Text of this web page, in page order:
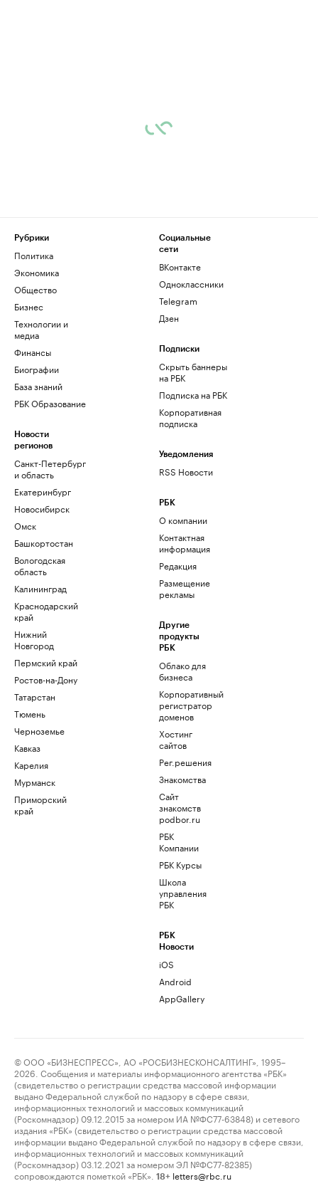
Рубрики
Политика
Экономика
Общество
Бизнес
Технологии и
медиа
Финансы
Биографии
База знаний
РБК Образование
Новости
регионов
Санкт-Петербург
и область
Екатеринбург
Новосибирск
Омск
Башкортостан
Вологодская
область
Калининград
Краснодарский
край
Нижний
Новгород
Пермский край
Ростов-на-Дону
Татарстан
Тюмень
Черноземье
Кавказ
Карелия
Мурманск
Приморский
край
Социальные
сети
ВКонтакте
Одноклассники
Telegram
Дзен
Подписки
Скрыть баннеры
на РБК
Подписка на РБК
Корпоративная
подписка
Уведомления
RSS Новости
РБК
О компании
Контактная
информация
Редакция
Размещение
рекламы
Другие
продукты
РБК
Облако для
бизнеса
Корпоративный
регистратор
доменов
Хостинг
сайтов
Рег.решения
Знакомства
Сайт
знакомств
podbor.ru
РБК
Компании
РБК Курсы
Школа
управления
РБК
РБК
Новости
iOS
Android
AppGallery
© ООО «БИЗНЕСПРЕСС», АО «РОСБИЗНЕСКОНСАЛТИНГ», 1995–
2026. Сообщения и материалы информационного агентства «РБК»
(свидетельство о регистрации средства массовой информации
выдано Федеральной службой по надзору в сфере связи,
информационных технологий и массовых коммуникаций
(Роскомнадзор) 09.12.2015 за номером ИА №ФС77-63848) и сетевого
издания «РБК» (свидетельство о регистрации средства массовой
информации выдано Федеральной службой по надзору в сфере связи,
информационных технологий и массовых коммуникаций
(Роскомнадзор) 03.12.2021 за номером ЭЛ №ФС77-82385)
сопровождаются пометкой «РБК».
18+ letters@rbc.ru